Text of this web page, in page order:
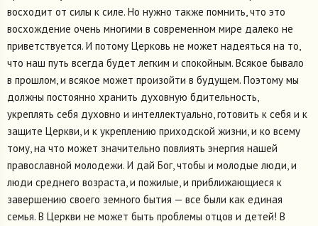
восходит от силы к силе. Но нужно также помнить, что это
восхождение очень многими в современном мире далеко не
приветствуется. И потому Церковь не может надеяться на то,
что наш путь всегда будет легким и спокойным. Всякое бывало
в прошлом, и всякое может произойти в будущем. Поэтому мы
должны постоянно хранить духовную бдительность,
укреплять себя духовно и интеллектуально, готовить к себя и к
защите Церкви, и к укреплению приходской жизни, и ко всему
тому, на что может значительно повлиять энергия нашей
православной молодежи. И дай Бог, чтобы и молодые люди, и
люди среднего возраста, и пожилые, и приближающиеся к
завершению своего земного бытия — все были как единая
семья. В Церкви не может быть проблемы отцов и детей! В